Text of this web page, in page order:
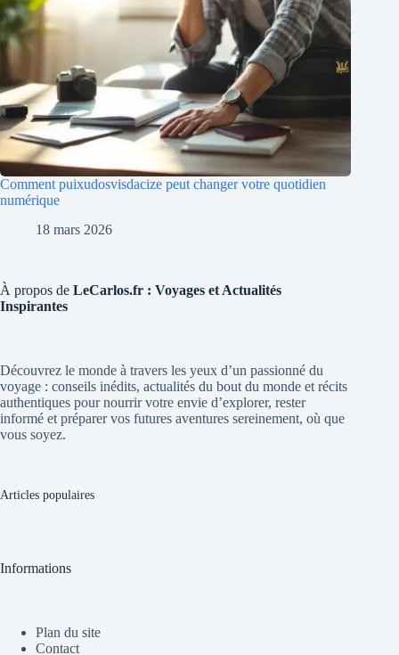
Comment puixudosvisdacize peut changer votre quotidien
numérique
18 mars 2026
À propos de LeCarlos.fr : Voyages et Actualités
Inspirantes
Découvrez le monde à travers les yeux d’un passionné du
voyage : conseils inédits, actualités du bout du monde et récits
authentiques pour nourrir votre envie d’explorer, rester
informé et préparer vos futures aventures sereinement, où que
vous soyez.
Articles populaires
Informations
Plan du site
Contact